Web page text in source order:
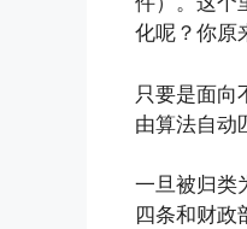
化呢？你原
只要是面向
由算法自动
一旦被归类
四条和财政